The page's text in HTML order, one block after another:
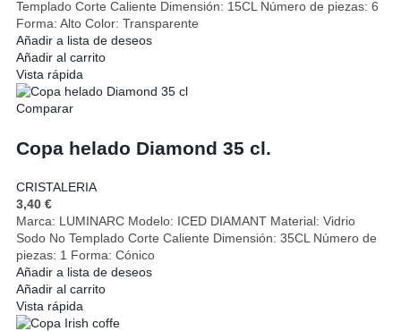
Templado Corte Caliente Dimensión: 15CL Número de piezas: 6
Forma: Alto Color: Transparente
Añadir a lista de deseos
Añadir al carrito
Vista rápida
Comparar
Copa helado Diamond 35 cl.
CRISTALERIA
3,40 €
Marca: LUMINARC Modelo: ICED DIAMANT Material: Vidrio
Sodo No Templado Corte Caliente Dimensión: 35CL Número de
piezas: 1 Forma: Cónico
Añadir a lista de deseos
Añadir al carrito
Vista rápida